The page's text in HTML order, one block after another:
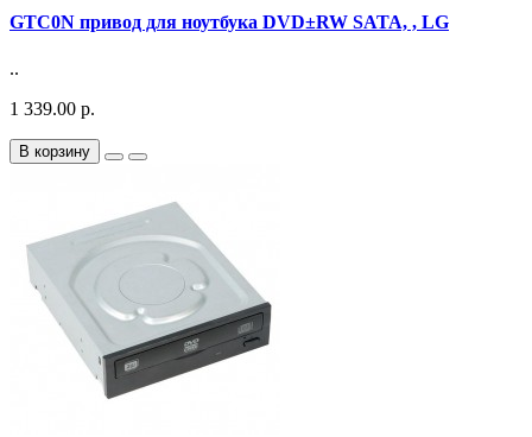
GTC0N привод для ноутбука DVD±RW SATA, , LG
..
1 339.00 р.
В корзину